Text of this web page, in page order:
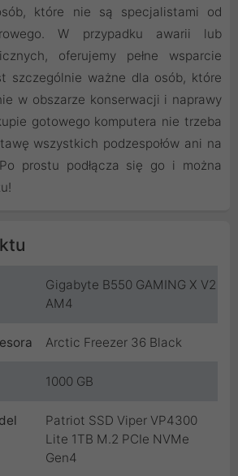
które nie są specjalistami od
W przypadku awarii lub
oferujemy pełne wsparcie
szczególnie ważne dla osób, które
w obszarze konserwacji i naprawy
gotowego komputera nie trzeba
wszystkich podzespołów ani na
prostu podłącza się go i można
Gigabyte B550 GAMING X V2
AM4
Arctic Freezer 36 Black
1000 GB
Patriot SSD Viper VP4300
Lite 1TB M.2 PCIe NVMe
Gen4